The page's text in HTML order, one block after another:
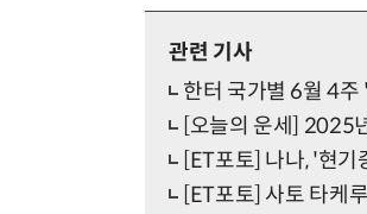
관련 기사
한터 국가별 6월 4
[오늘의 운세] 2025
[ET포토] 나나, '현
[ET포토] 사토 타케